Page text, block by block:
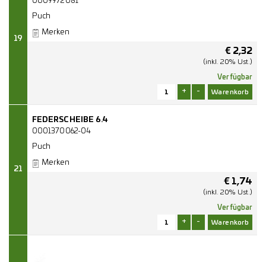
19
Puch
Merken
€ 2,32
(inkl. 20% Ust.)
Verfügbar
+ -
21
FEDERSCHEIBE 6.4
0001370062-04
Puch
Merken
€ 1,74
(inkl. 20% Ust.)
Verfügbar
+ -